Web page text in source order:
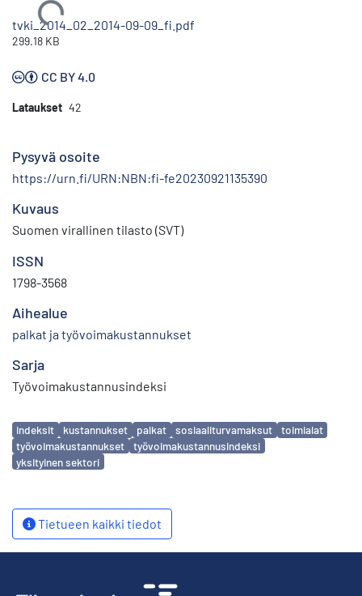
Ladataan...
tvki_2014_02_2014-09-09_fi.pdf
299.18 KB
CC BY 4.0
Lataukset 42
Pysyvä osoite
https://urn.fi/URN:NBN:fi-fe20230921135390
Kuvaus
Suomen virallinen tilasto (SVT)
ISSN
1798-3568
Aihealue
palkat ja työvoimakustannukset
Sarja
Työvoimakustannusindeksi
Avainsanat
indeksit kustannukset palkat sosiaaliturvamaksut
toimialat
työvoimakustannukset
työvoimakustannusindeksi
yksityinen sektori
Tietueen kaikki tiedot